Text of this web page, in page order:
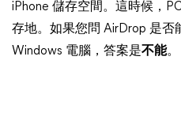
iPhone 儲存空間。這時候，
存地。如果您問 AirDrop 是否
Windows 電腦，答案是不能。